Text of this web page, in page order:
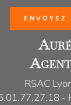
ENVOYEZ
RSAC
-